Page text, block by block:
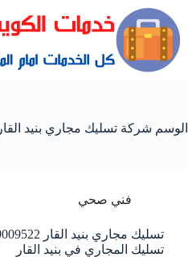
الوسم شركة تسليك مجاري بنيد القار
فني صحي
تسليك المجاري في بنيد القار